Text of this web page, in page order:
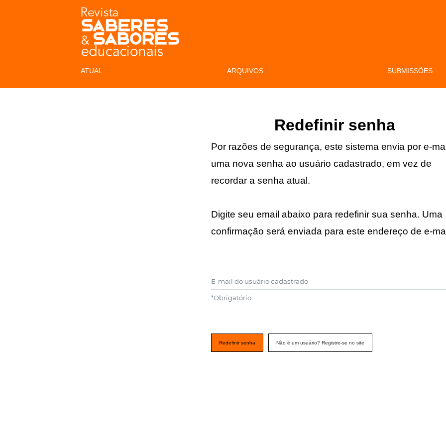
ATUAL ARQUIVOS SUBMISSÕES
Redefinir senha
Por razões de segurança, este sistema envia por e-
uma nova senha ao usuário cadastrado, em vez de
recordar a senha atual.
Digite seu email abaixo para redefinir sua senha. Uma
confirmação será enviada para este endereço de e-
*Obrigatório
Redefinir senha Não é um usuário? Registre-se no site